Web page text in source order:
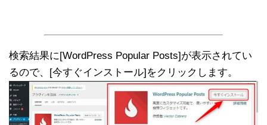
検索結果に[WordPress Popular Posts]が表示されてい
るので、[今すぐインストール]をクリックします。